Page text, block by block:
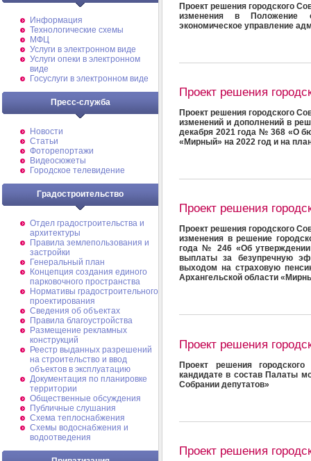
Информация
Технологические схемы
МФЦ
Услуги в электронном виде
Услуги опеки в электронном
виде
Госуслуги в электронном виде
Пресс-служба
Новости
Статьи
Фоторепортажи
Видеосюжеты
Городское телевидение
Градостроительство
Отдел градостроительства и
архитектуры
Правила землепользования и
застройки
Генеральный план
Концепция создания единого
парковочного пространства
Нормативы градостроительного
проектирования
Сведения об объектах
Правила благоустройства
Размещение рекламных
конструкций
Реестр выданных разрешений
на строительство и ввод
объектов в эксплуатацию
Документация по планировке
территории
Общественные обсуждения
Публичные слушания
Схема теплоснабжения
Схемы водоснабжения и
водоотведения
Проект решения городского
изменения в Положение
экономическое управление
Проект решения
Проект решения городского
изменений и дополнений в
декабря 2021 года № 368 «О
«Мирный» на 2022 год и на
Проект решения
Проект решения городского
изменения в решение
года № 246 «Об
выплаты за безупречную
выходом на страховую
Архангельской области
Проект решения
Проект решения
кандидате в состав Палаты
Собрании депутатов»
Проект решения